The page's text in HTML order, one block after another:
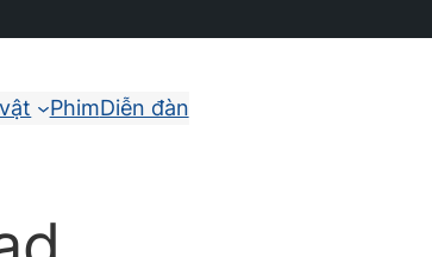
PhimDiễn đàn